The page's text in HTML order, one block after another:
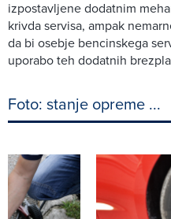
izpostavljene dodatnim
krivda servisa, ampak
da bi osebje bencinskega
uporabo teh dodatnih
Foto: stanje opreme ...